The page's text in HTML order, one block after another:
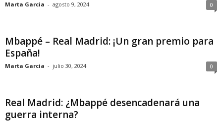
Marta Garcia - agosto 9, 2024 0
Mbappé – Real Madrid: ¡Un gran premio para
España!
Marta Garcia - julio 30, 2024 0
Real Madrid: ¿Mbappé desencadenará una
guerra interna?